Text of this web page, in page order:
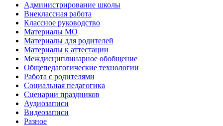
Администрирование школы
Внеклассная работа
Классное руководство
Материалы МО
Материалы для родителей
Материалы к аттестации
Междисциплинарное обобщение
Общепедагогические технологии
Работа с родителями
Социальная педагогика
Сценарии праздников
Аудиозаписи
Видеозаписи
Разное